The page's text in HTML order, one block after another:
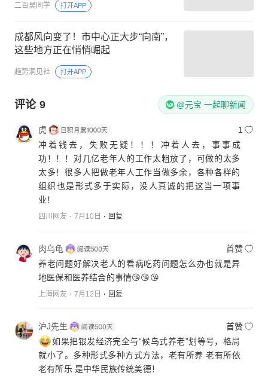
二百吴同学 打开APP
成都风向变了！市中心正大步“向南”，
这些地方正在悄悄崛起
趋势洞见社 打开APP
评论 9 @元宝 一起聊新闻
虎
1
冲着钱去，失败无疑！！！冲着人去，事事成
功！！！对几亿老年人的工作太粗放了，可做的太多
太多！很多人把做老年人工作当做多余，各种各样的
组织也是形式多于实际，没人真诚的把这当一项事
业！
四川网友 7月10日 回复
肉乌龟
首赞
养老问题好解决老人的看病吃药问题怎么办也就是异
地医保和医养结合的事情😘😘😘
上海网友 7月12日 回复
沪J先生
首赞
如果把银发经济完全与“候鸟式养老”划等号，格局
就小了。多种形式多种方式方法，老有所养 老有所依
老有所乐 是中华民族传统美德！